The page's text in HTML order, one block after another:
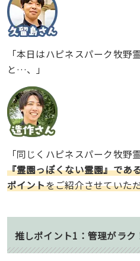
「本日はハピネスパーク牧野
と…、」
「同じくハピネスパーク牧野
『霊園っぽくない霊園』であ
ポイントをご紹介させていた
推しポイント1：管理がラク